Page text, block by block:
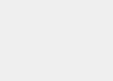
/. .厂
/. . L